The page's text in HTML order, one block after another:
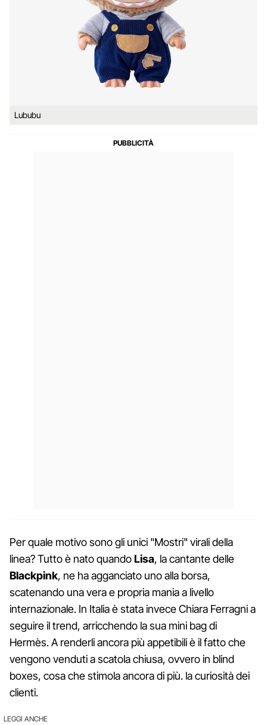
Lububu
Per quale motivo sono gli unici "Mostri" virali della
linea? Tutto è nato quandoLisa, la cantante delle
Blackpink, ne ha agganciato uno alla borsa,
scatenando una vera e propria mania a livello
internazionale. In Italia è stata invece Chiara Ferragni a
seguire il trend, arricchendo la sua mini bag di
Hermès. A renderli ancora più appetibili è il fatto che
vengono venduti a scatola chiusa, ovvero in blind
boxes, cosa che stimola ancora di più. la curiosità dei
clienti.
LEGGI ANCHE